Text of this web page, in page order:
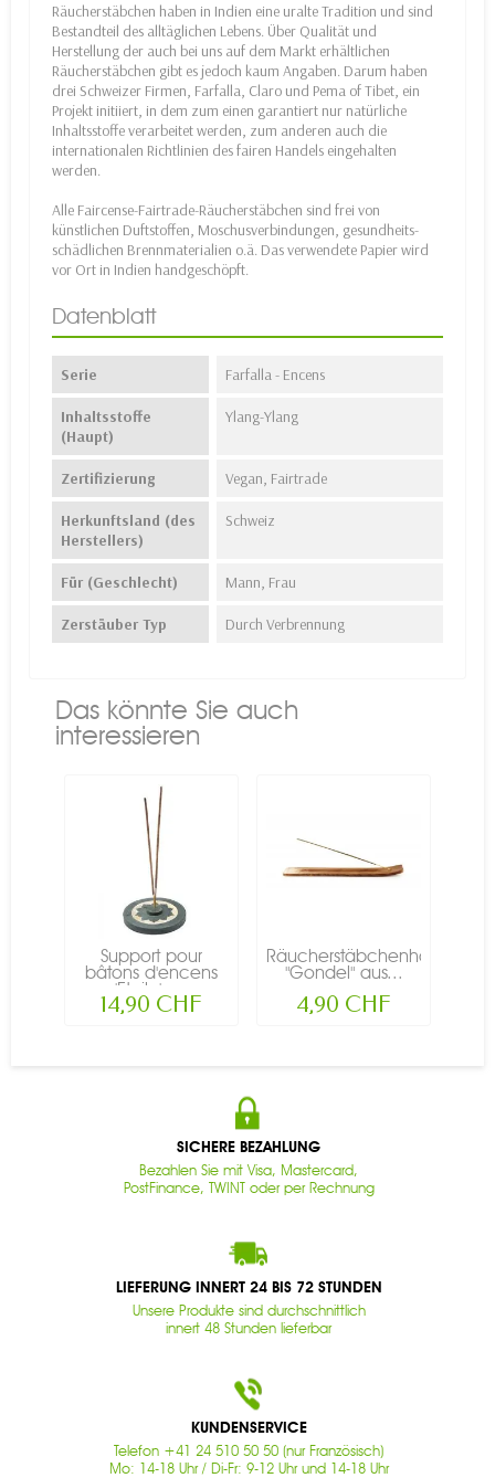
Räucherstäbchen haben in Indien eine uralte Tradition und sind
Bestandteil des alltäglichen Lebens. Über Qualität und
Herstellung der auch bei uns auf dem Markt erhältlichen
Räucherstäbchen gibt es jedoch kaum Angaben. Darum haben
drei Schweizer Firmen, Farfalla, Claro und Pema of Tibet, ein
Projekt initiiert, in dem zum einen garantiert nur natürliche
Inhaltsstoffe verarbeitet werden, zum anderen auch die
internationalen Richtlinien des fairen Handels eingehalten
werden.
Alle Faircense-Fairtrade-Räucherstäbchen sind frei von
künstlichen Duftstoffen, Moschusverbindungen, gesundheits-
schädlichen Brennmaterialien o.ä. Das verwendete Papier wird
vor Ort in Indien handgeschöpft.
Datenblatt
Serie Farfalla - Encens
Inhaltsstoffe
(Haupt)
Ylang-Ylang
Zertifizierung Vegan, Fairtrade
Herkunftsland (des
Herstellers)
Schweiz
Für (Geschlecht) Mann, Frau
Zerstäuber Typ Durch Verbrennung
Das könnte Sie auch
interessieren
Support pour
bâtons d'encens
'Etoile' -...
14,90 CHF
Räucherstäbchenhalter
"Gondel" aus...
4,90 CHF
SICHERE BEZAHLUNG
Bezahlen Sie mit Visa, Mastercard,
PostFinance, TWINT oder per Rechnung
LIEFERUNG INNERT 24 BIS 72 STUNDEN
Unsere Produkte sind durchschnittlich
innert 48 Stunden lieferbar
KUNDENSERVICE
Telefon +41 24 510 50 50 (nur Französisch)
Mo: 14-18 Uhr / Di-Fr: 9-12 Uhr und 14-18 Uhr